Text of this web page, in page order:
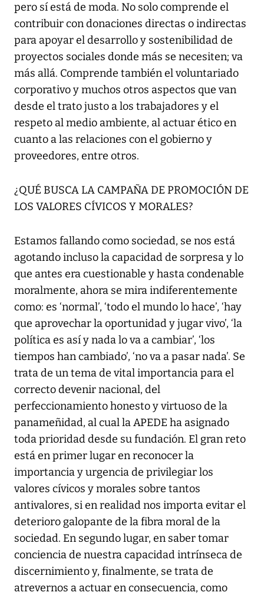
pero sí está de moda. No solo comprende el
contribuir con donaciones directas o indirectas
para apoyar el desarrollo y sostenibilidad de
proyectos sociales donde más se necesiten; va
más allá. Comprende también el voluntariado
corporativo y muchos otros aspectos que van
desde el trato justo a los trabajadores y el
respeto al medio ambiente, al actuar ético en
cuanto a las relaciones con el gobierno y
proveedores, entre otros.
¿QUÉ BUSCA LA CAMPAÑA DE PROMOCIÓN DE
LOS VALORES CÍVICOS Y MORALES?
Estamos fallando como sociedad, se nos está
agotando incluso la capacidad de sorpresa y lo
que antes era cuestionable y hasta condenable
moralmente, ahora se mira indiferentemente
como: es ‘normal’, ‘todo el mundo lo hace’, ‘hay
que aprovechar la oportunidad y jugar vivo’, ‘la
política es así y nada lo va a cambiar’, ‘los
tiempos han cambiado’, ‘no va a pasar nada’. Se
trata de un tema de vital importancia para el
correcto devenir nacional, del
perfeccionamiento honesto y virtuoso de la
panameñidad, al cual la APEDE ha asignado
toda prioridad desde su fundación. El gran reto
está en primer lugar en reconocer la
importancia y urgencia de privilegiar los
valores cívicos y morales sobre tantos
antivalores, si en realidad nos importa evitar el
deterioro galopante de la fibra moral de la
sociedad. En segundo lugar, en saber tomar
conciencia de nuestra capacidad intrínseca de
discernimiento y, finalmente, se trata de
atrevernos a actuar en consecuencia, como